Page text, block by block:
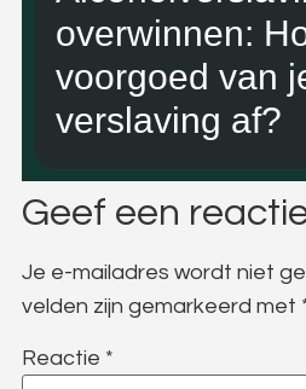
overwinnen:
voorgoed van
verslaving af?
Geef een
Je e-mailadres wordt niet
velden zijn gemarkeerd met
Reactie *